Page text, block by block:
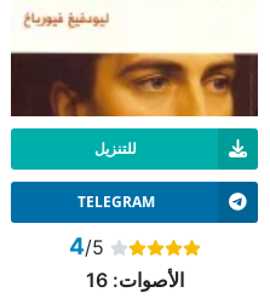
للتنزيل
TELEGRAM
4/5
الأصوات:16